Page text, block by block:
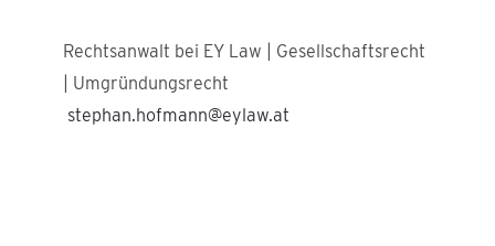
Rechtsanwalt bei EY Law | Gesellschaftsrecht
| Umgründungsrecht
stephan.hofmann@eylaw.at